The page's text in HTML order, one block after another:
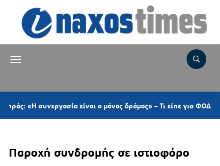
συνεργασία είναι ο μόνος δρόμος» – Τι είπε για ΦΟΔΣΑ, ΠΕΔ,
Παροχή συνδρομής σε ιστιοφόρο